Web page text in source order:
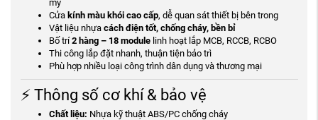
mỹ
Cửa kính màu khói cao cấp, dễ quan sát thiết bị bên trong
Vật liệu nhựa cách điện tốt, chống cháy, bền bỉ
Bố trí2 hàng – 18 modulelinh hoạt lắp MCB, RCCB, RCBO
Thi công lắp đặt nhanh, thuận tiện bảo trì
Phù hợp nhiều loại công trình dân dụng và thương mại
⚡ Thông số cơ khí & bảo vệ
Chất liệu: Nhựa kỹ thuật ABS/PC chống cháy